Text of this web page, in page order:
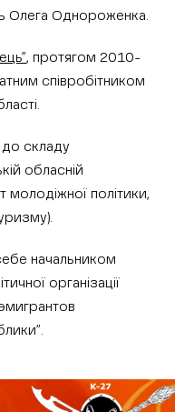
Олега Однороженка.
, протягом 2010-
співробітником
до складу
обласній
молодіжної політики,
начальником
організації